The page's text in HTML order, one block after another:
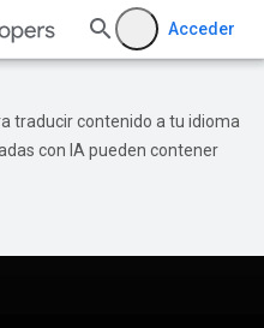
Acceder
traducir contenido a tu idioma
con IA pueden contener